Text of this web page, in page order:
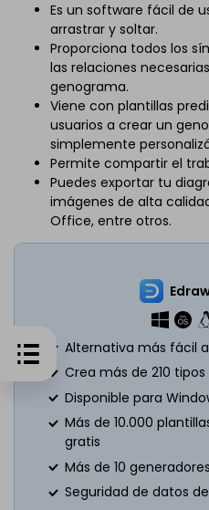
Es un software fácil de
arrastrar y soltar.
Proporciona todos los
las relaciones
genograma.
Viene con plantillas
usuarios a crear un
simplemente
Permite compartir el
Puedes exportar tu
imágenes de alta
Office, entre otros.
Alternativa más fácil a
Crea más de 210
Disponible para
Más de 10.000
gratis
Más de 10
Seguridad de datos